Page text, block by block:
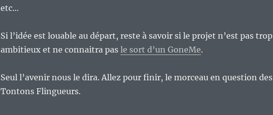
etc…
Si l’idée est louable au départ, reste à savoir si le projet n’est pas trop
ambitieux et ne connaitra pas le sort d’un GoneMe.
Seul l’avenir nous le dira. Allez pour finir, le morceau en question des
Tontons Flingueurs.